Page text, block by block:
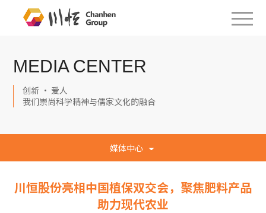
MEDIA CENTER
创新 · 爱人
我们崇尚科学精神与儒家文化的融合
媒体中心
川恒股份亮相中国植保双交会，聚焦肥料产品
助力现代农业